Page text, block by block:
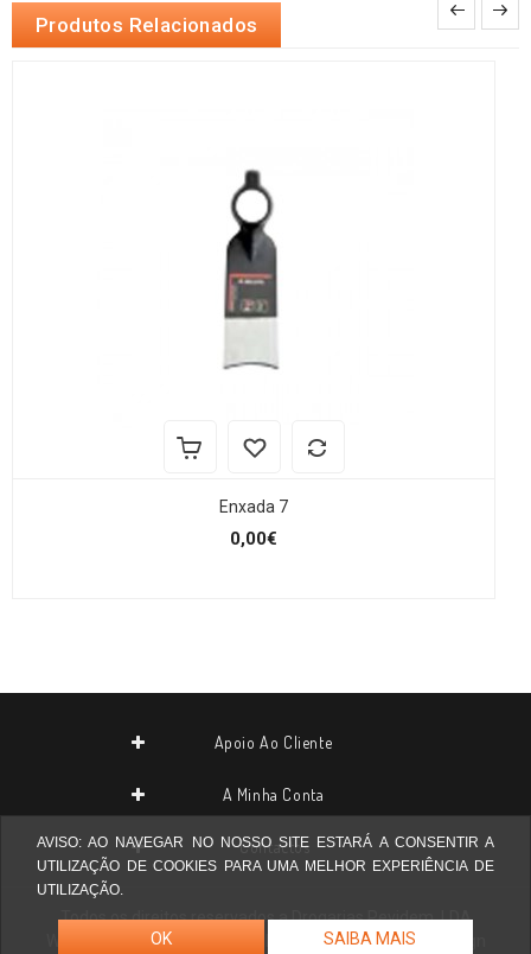
Produtos Relacionados
Enxada 7
0,00€
AVISO: AO NAVEGAR NO NOSSO SITE ESTARÁ A CONSENTIR A
UTILIZAÇÃO DE COOKIES PARA UMA MELHOR EXPERIÊNCIA DE
UTILIZAÇÃO.
OK SAIBA MAIS
Apoio Ao Cliente
A Minha Conta
Contactos
Todos os direitos reservados aDrogarias Pevidem, LDA
Website desenvolvido por
Agilstore ® Informática & Design